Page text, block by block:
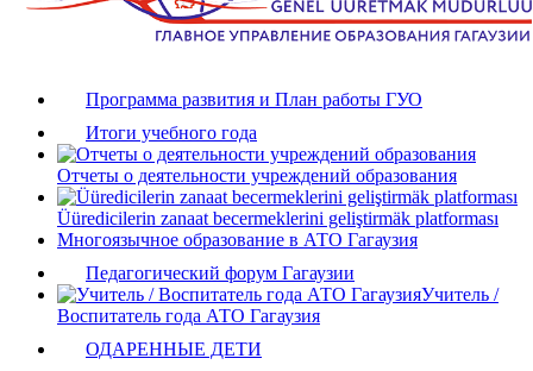
Программа развития и План работы ГУО
Итоги учебного года
Отчеты о деятельности учреждений образования
Üüredicilerin zanaat becermeklerini geliştirmäk platforması
Многоязычное образование в АТО Гагаузия
Педагогический форум Гагаузии
Учитель /
Воспитатель года АТО Гагаузия
ОДАРЕННЫЕ ДЕТИ